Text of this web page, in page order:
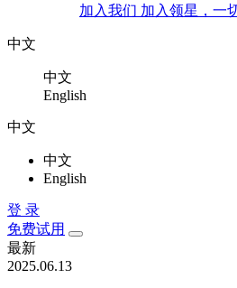
加入我们 加入领星，一
中文
中文
English
中文
中文
English
登 录
免费试用
最新
2025.06.13